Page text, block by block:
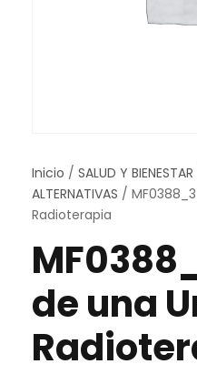
Inicio / SALUD Y BIENESTAR
ALTERNATIVAS /
Radioterapia
de una